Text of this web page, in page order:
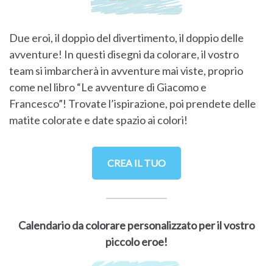
Due eroi, il doppio del divertimento, il doppio delle
avventure! In questi disegni da colorare, il vostro
team si imbarcherà in avventure mai viste, proprio
come nel libro “Le avventure di Giacomo e
Francesco”! Trovate l’ispirazione, poi prendete delle
matite colorate e date spazio ai colori!
CREA IL TUO
Calendario da colorare personalizzato per il vostro
piccolo eroe!